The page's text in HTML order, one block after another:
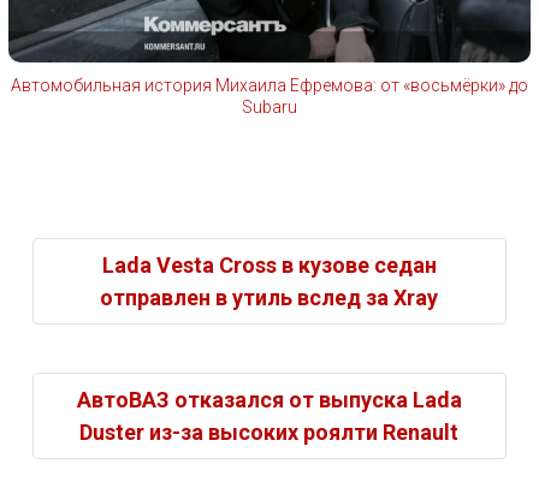
Автомобильная история Михаила Ефремова: от «восьмёрки» до
Subaru
Lada Vesta Cross в кузове седан
отправлен в утиль вслед за Xray
АвтоВАЗ отказался от выпуска Lada
Duster из-за высоких роялти Renault